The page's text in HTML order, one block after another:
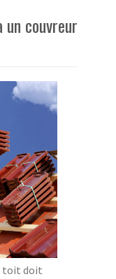
un couvreur
toit doit